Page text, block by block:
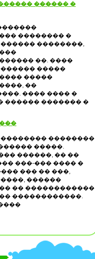
������ �
�������� �
��������,
��. ����
�����
�����
��
���� ���� �
������ ������� �
��������
�����.
������, �� ��
���-��� ���� �
��� �� ���,
������
�� ������������
������������.